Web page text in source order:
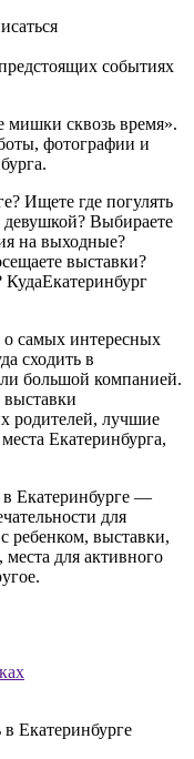
событиях
сквозь время».
фотографии и
Ищете где погулять
девушкой? Выбираете
на выходные?
выставки?
КудаЕкатеринбург
самых интересных
сходить в
большой компанией.
родителей, лучшие
Екатеринбурга,
Екатеринбурге —
для
ребенком, выставки,
для активного
Екатеринбурге